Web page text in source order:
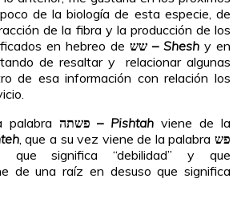
de la biología de esta especie, de
de la fibra y la producción de los
en hebreo de
שש – Shesh y en
de resaltar y relacionar algunas
de esa información con relación los
palabra
פשתה – Pishtah viene de la
, que a su vez viene de la palabraפש
que significa “debilidad” y que
de una raíz en desuso que significa